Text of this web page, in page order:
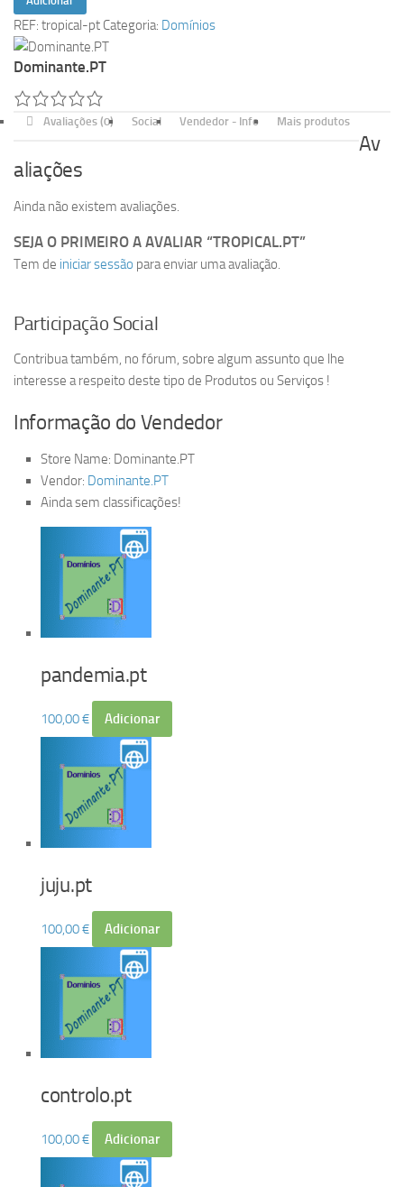
de
tropical.pt
REF: tropical-pt Categoria: Domínios
Dominante.PT
Avaliações (0) Social Vendedor - Info Mais produtos
Av
aliações
Ainda não existem avaliações.
SEJA O PRIMEIRO A AVALIAR “TROPICAL.PT”
Tem de iniciar sessão para enviar uma avaliação.
Participação Social
Contribua também, no fórum, sobre algum assunto que lhe
interesse a respeito deste tipo de Produtos ou Serviços !
Informação do Vendedor
Store Name: Dominante.PT
Vendor: Dominante.PT
Ainda sem classificações!
pandemia.pt
100,00€ Adicionar
juju.pt
100,00€ Adicionar
controlo.pt
100,00€ Adicionar